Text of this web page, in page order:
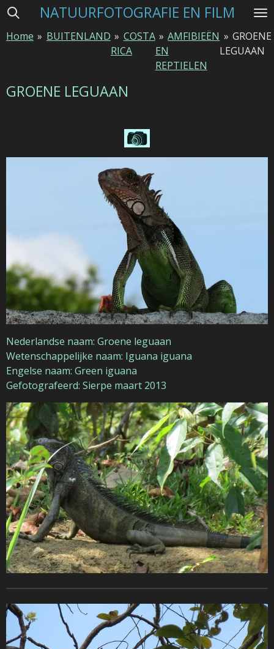
Ga
naar
NATUURFOTOGRAFIE EN FILM
Home » BUITENLAND » COSTA
RICA
» AMFIBIEËN
EN
REPTIELEN
» GROENE
LEGUAAN
GROENE LEGUAAN
Nederlandse naam: Groene leguaan
Wetenschappelijke naam: Iguana iguana
Engelse naam: Green iguana
Gefotografeerd: Sierpe maart 2013